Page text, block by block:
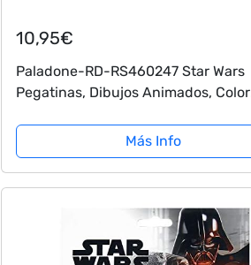
10,95€
Paladone-RD-RS460247 Star Wars
Pegatinas, Dibujos Animados, Color
Más Info